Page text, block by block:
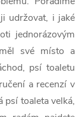
udržovat, i jaké
jednorázovým
své místo a
psí toaletu
a recenzí v
psí toaleta velká,